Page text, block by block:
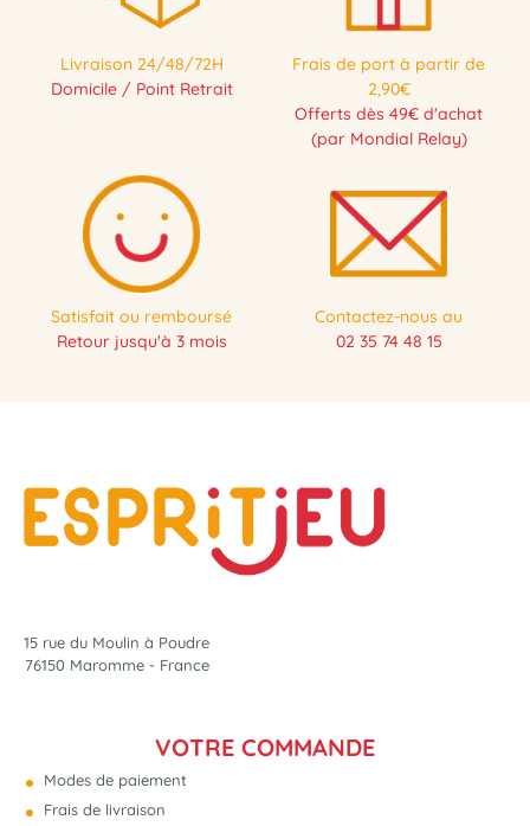
Livraison 24/48/72H
Domicile / Point Retrait
Frais de port à partir de
2,90€
Offerts dès 49€ d'achat
(par Mondial Relay)
Satisfait ou remboursé
Retour jusqu'à 3 mois
Contactez-nous au
02 35 74 48 15
15 rue du Moulin à Poudre
76150 Maromme - France
VOTRE COMMANDE
Modes de paiement
Frais de livraison